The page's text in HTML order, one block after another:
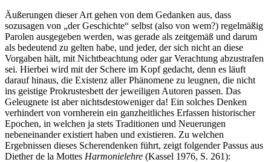
Äußerungen dieser Art gehen von dem Gedanken aus, dass
sozusagen von „der Geschichte“ selbst (also von wem?) regelmäßig
Parolen ausgegeben werden, was gerade als zeitgemäß und darum
als bedeutend zu gelten habe, und jeder, der sich nicht an diese
Vorgaben hält, mit Nichtbeachtung oder gar Verachtung abzustrafen
sei. Hierbei wird mit der Schere im Kopf gedacht, denn es läuft
darauf hinaus, die Existenz aller Phänomene zu leugnen, die nicht
ins geistige Prokrustesbett der jeweiligen Autoren passen. Das
Geleugnete ist aber nichtsdestoweniger da! Ein solches Denken
verhindert von vornherein ein ganzheitliches Erfassen historischer
Epochen, in welchen ja stets Traditionen und Neuerungen
nebeneinander existiert haben und existieren. Zu welchen
Ergebnissen dieses Scherendenken führt, zeigt folgender Passus aus
Diether de la Mottes Harmonielehre (Kassel 1976, S. 261):